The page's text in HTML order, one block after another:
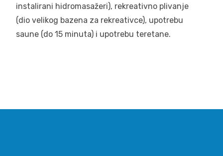
instalirani hidromasažeri), rekreativno plivanje
(dio velikog bazena za rekreativce), upotrebu
saune (do 15 minuta) i upotrebu teretane.